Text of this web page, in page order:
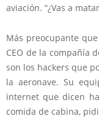
aviación. “¿Vas a
Más preocupante
CEO de la compañía
son los hackers que
la aeronave. Su
internet que dicen
comida de cabina,